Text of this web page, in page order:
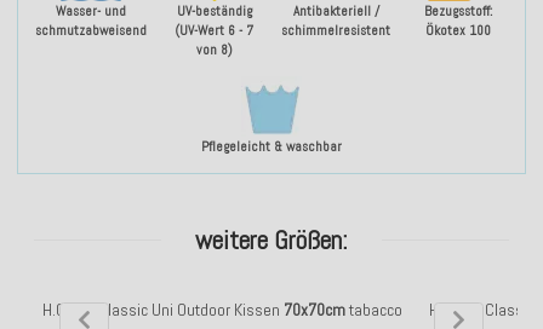
Wasser- und
schmutzabweisend
UV-beständig
(UV-Wert 6 - 7
von 8)
Antibakteriell /
schimmelresistent
Bezugsstoff:
Ökotex 100
Pflegeleicht & waschbar
weitere Größen:
H.O.C.K. Classic Uni Outdoor Kissen 70x70cmtabacco H.O.C.K.